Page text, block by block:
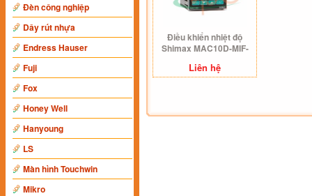
Đèn công nghiệp
Dây rút nhựa
Endress Hauser
Fuji
Fox
Honey Well
Hanyoung
LS
Màn hình Touchwin
Mikro
Điều khiển nhiệt độ
Shimax MAC10D-MIF-
Liên hệ